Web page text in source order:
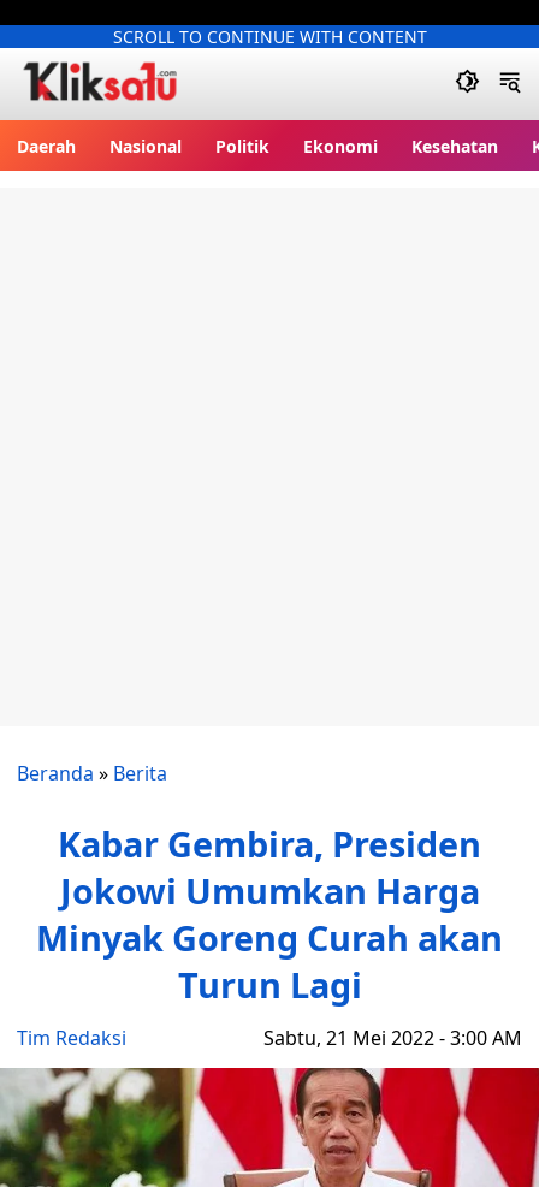
SCROLL TO CONTINUE WITH CONTENT
Daerah Nasional Politik Ekonomi Kesehatan
Beranda » Berita
Kabar Gembira, Presiden
Jokowi Umumkan Harga
Minyak Goreng Curah akan
Turun Lagi
Tim Redaksi Sabtu, 21 Mei 2022 - 3:00 AM